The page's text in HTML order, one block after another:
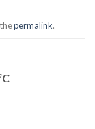
permalink.